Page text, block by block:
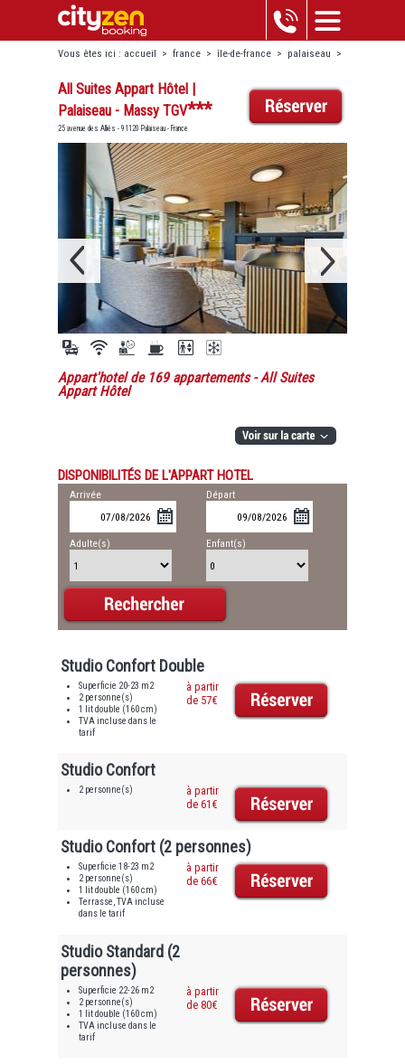
Vous êtes ici : accueil > france > île-de-france > palaiseau >
all suites appart hôtel | palaiseau - massy tgv
All Suites Appart Hôtel |
Palaiseau - Massy TGV***
25 avenue des Alliés - 91120 Palaiseau - France
Appart'hotel de 169 appartements- All Suites
Appart Hôtel
DISPONIBILITÉS DE L'APPART HOTEL
Arrivée Départ
Adulte(s) Enfant(s)
Studio Confort Double
Superficie 20-23 m2
2 personne(s)
1 lit double (160 cm)
TVA incluse dans le
tarif
à partir
de 57€
Studio Confort
2 personne(s)
à partir
de 61€
Studio Confort (2 personnes)
Superficie 18-23 m2
2 personne(s)
1 lit double (160 cm)
Terrasse, TVA incluse
dans le tarif
à partir
de 66€
Studio Standard (2
personnes)
Superficie 22-26 m2
2 personne(s)
1 lit double (160 cm)
TVA incluse dans le
tarif
à partir
de 80€